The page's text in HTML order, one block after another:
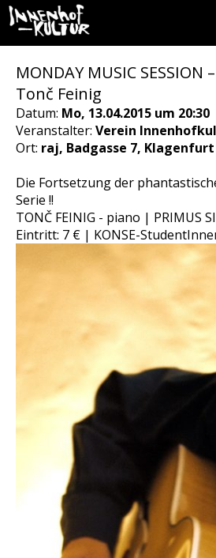
MONDAY MUSIC
Tonč Feinig
Datum: Mo, 13.04.2015 um 20:30
Veranstalter: Verein
Ort: raj, Badgasse 7, Klagenfurt
Die Fortsetzung der
Serie !!
TONČ FEINIG - piano | PRIMUS
Eintritt: 7 € | KONSE-